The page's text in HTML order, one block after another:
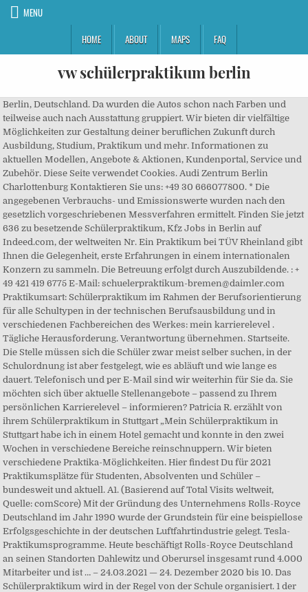
MENU
HOME
ABOUT MAPS FAQ
vw schülerpraktikum berlin
Berlin, Deutschland. Da wurden die Autos schon nach Farben und
teilweise auch nach Ausstattung gruppiert. Wir bieten dir vielfältige
Möglichkeiten zur Gestaltung deiner beruflichen Zukunft durch
Ausbildung, Studium, Praktikum und mehr. Informationen zu
aktuellen Modellen, Angebote & Aktionen, Kundenportal, Service und
Zubehör. Diese Seite verwendet Cookies. Audi Zentrum Berlin
Charlottenburg Kontaktieren Sie uns: +49 30 666077800. * Die
angegebenen Verbrauchs- und Emissionswerte wurden nach den
gesetzlich vorgeschriebenen Messverfahren ermittelt. Finden Sie jetzt
636 zu besetzende Schülerpraktikum, Kfz Jobs in Berlin auf
Indeed.com, der weltweiten Nr. Ein Praktikum bei TÜV Rheinland gibt
Ihnen die Gelegenheit, erste Erfahrungen in einem internationalen
Konzern zu sammeln. Die Betreuung erfolgt durch Auszubildende. : +
49 421 419 6775 E-Mail: schuelerpraktikum-bremen@daimler.com
Praktikumsart: Schülerpraktikum im Rahmen der Berufsorientierung
für alle Schultypen in der technischen Berufsausbildung und in
verschiedenen Fachbereichen des Werkes: mein karrierelevel .
Tägliche Herausforderung. Verantwortung übernehmen. Startseite.
Die Stelle müssen sich die Schüler zwar meist selber suchen, in der
Schulordnung ist aber festgelegt, wie es abläuft und wie lange es
dauert. Telefonisch und per E-Mail sind wir weiterhin für Sie da. Sie
möchten sich über aktuelle Stellenangebote – passend zu Ihrem
persönlichen Karrierelevel – informieren? Patricia R. erzählt von
ihrem Schülerpraktikum in Stuttgart „Mein Schülerpraktikum in
Stuttgart habe ich in einem Hotel gemacht und konnte in den zwei
Wochen in verschiedene Bereiche reinschnuppern. Wir bieten
verschiedene Praktika-Möglichkeiten. Hier findest Du für 2021
Praktikumsplätze für Studenten, Absolventen und Schüler –
bundesweit und aktuell. A1. (Basierend auf Total Visits weltweit,
Quelle: comScore) Mit der Gründung des Unternehmens Rolls-Royce
Deutschland im Jahr 1990 wurde der Grundstein für eine beispiellose
Erfolgsgeschichte in der deutschen Luftfahrtindustrie gelegt. Tesla-
Praktikumsprogramme. Heute beschäftigt Rolls-Royce Deutschland
an seinen Standorten Dahlewitz und Oberursel insgesamt rund 4.000
Mitarbeiter und ist … – 24.03.2021 — 24. Dezember 2020 bis 10. Das
Schülerpraktikum wird in der Regel von der Schule organisiert. 1 der